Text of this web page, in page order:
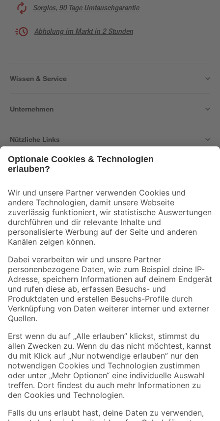
Sorglos, 90 Tage Umtauschgarantie
Abholung im Markt in 2 Stunden
Wissen & Service
Unternehmen
Nützliche Links
Der toom Newsletter: Keine Angebote und Aktionen mehr verpassen!
Zur Newsletter Anmeldung
Folge uns
Zahlungsarten Versandarten
Sicher einkaufen
Jetzt die toom-App herunterladen